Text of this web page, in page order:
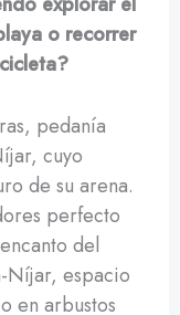
o recorrer
pedanía
cuyo
de su arena.
perfecto
del
Níjar, espacio
en arbustos